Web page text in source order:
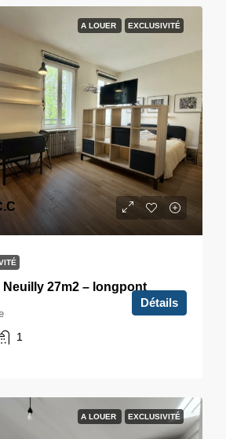
A LOUER EXCLUSIVITÉ
27m2 – longpont
1
Détails
A LOUER EXCLUSIVITÉ